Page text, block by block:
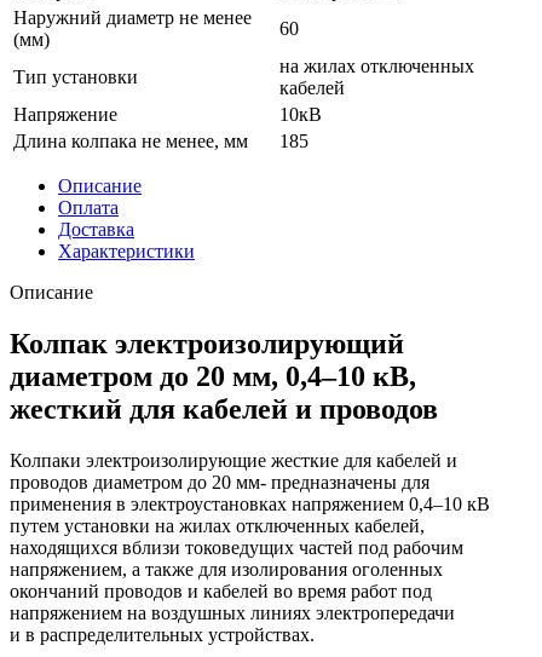
Наружний диаметр не менее
(мм)
60
Тип установки
на жилах отключенных
кабелей
Напряжение
10кВ
Длина колпака не менее, мм
185
Описание
Оплата
Доставка
Характеристики
Описание
Колпак электроизолирующий
диаметром до 20 мм, 0,4–10 кВ,
жесткий для кабелей и проводов
Колпаки электроизолирующие жесткие для кабелей и
проводов диаметром до 20 мм- предназначены для
применения в электроустановках напряжением 0,4–10 кВ
путем установки на жилах отключенных кабелей,
находящихся вблизи токоведущих частей под рабочим
напряжением, а также для изолирования оголенных
окончаний проводов и кабелей во время работ под
напряжением на воздушных линиях электропередачи
и в распределительных устройствах.